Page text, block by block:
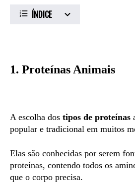
ÍNDICE
1. Proteínas Animais
A escolha dos tipos de proteínas
popular e tradicional em muitos
Elas são conhecidas por serem
proteínas, contendo todos os
que o corpo precisa.